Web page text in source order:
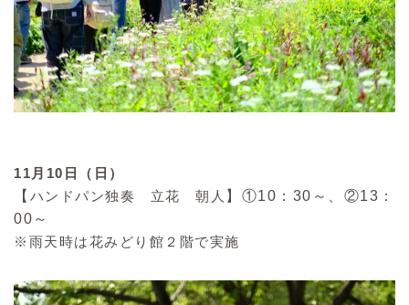
11月10日（日）
【 ハンドパン独奏 立花 朝人 】①10：30～、②13：
00～
※雨天時は花みどり館２階で実施